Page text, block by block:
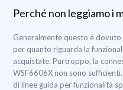
Perché non leggiamo i
Generalmente questo è
per quanto riguarda la
acquistate. Purtroppo, la
WSF6606X non sono
di linee guida per funzionalità